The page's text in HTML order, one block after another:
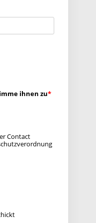
ihnen zu
Contact